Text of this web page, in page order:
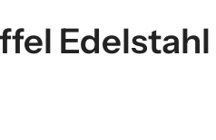
Edelstahl